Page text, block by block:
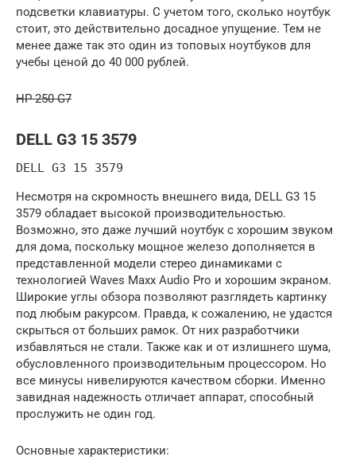
подсветки клавиатуры. С учетом того, сколько ноутбук
стоит, это действительно досадное упущение. Тем не
менее даже так это один из топовых ноутбуков для
учебы ценой до 40 000 рублей.
HP 250 G7
DELL G3 15 3579
DELL G3 15 3579
Несмотря на скромность внешнего вида, DELL G3 15
3579 обладает высокой производительностью.
Возможно, это даже лучший ноутбук с хорошим звуком
для дома, поскольку мощное железо дополняется в
представленной модели стерео динамиками с
технологией Waves Maxx Audio Pro и хорошим экраном.
Широкие углы обзора позволяют разглядеть картинку
под любым ракурсом. Правда, к сожалению, не удастся
скрыться от больших рамок. От них разработчики
избавляться не стали. Также как и от излишнего шума,
обусловленного производительным процессором. Но
все минусы нивелируются качеством сборки. Именно
завидная надежность отличает аппарат, способный
прослужить не один год.
Основные характеристики: